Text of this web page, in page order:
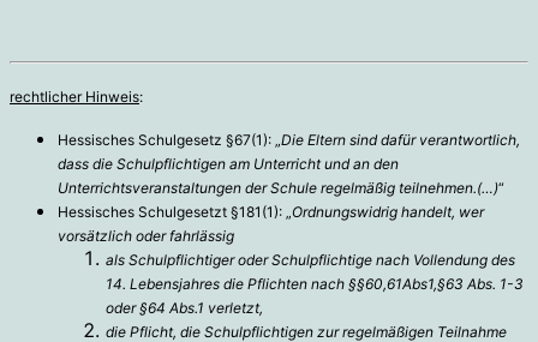
rechtlicher Hinweis:
Hessisches Schulgesetz §67(1): „Die Eltern sind dafür verantwortlich,
dass die Schulpflichtigen am Unterricht und an den
Unterrichtsveranstaltungen der Schule regelmäßig teilnehmen.(…)“
Hessisches Schulgesetzt §181(1): „Ordnungswidrig handelt, wer
vorsätzlich oder fahrlässig
als Schulpflichtiger oder Schulpflichtige nach Vollendung des
14. Lebensjahres die Pflichten nach §§60,61Abs1,§63 Abs. 1-3
oder §64 Abs.1 verletzt,
die Pflicht, die Schulpflichtigen zur regelmäßigen Teilnahme